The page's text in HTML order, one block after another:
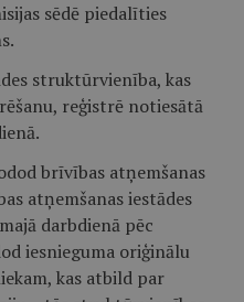
sēdē piedalīties
struktūrvienība, kas
reģistrē notiesātā
brīvības atņemšanas
atņemšanas iestādes
darbdienā pēc
iesnieguma oriģinālu
kas atbild par